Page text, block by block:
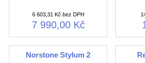
6 603,31 Kč bez DPH
7 990,00 Kč
Norstone Stylum 2